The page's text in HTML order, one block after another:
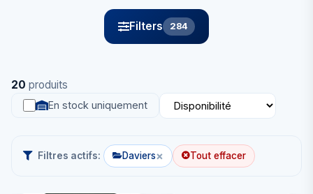
Filters 284
20 produits
En stock uniquement
Filtres actifs: Daviers× Tout effacer